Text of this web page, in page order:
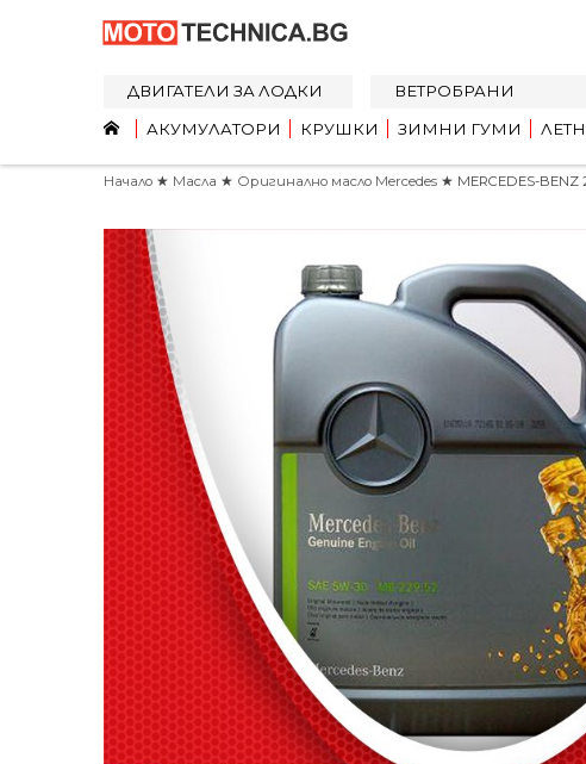
ДВИГАТЕЛИ ЗА ЛОДКИ ВЕТРОБРАНИ
АКУМУЛАТОРИ
КРУШКИ ЗИМНИ ГУМИ
Начало ★ Масла ★ Оригинално масло Mercedes ★ MERCEDES-BENZ